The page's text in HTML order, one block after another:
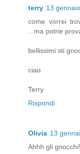
terry 13
come vorrei
...ma potrie
bellissimi sti
ciao
Terry
Rispondi
Olivia 13
Ahhh gli